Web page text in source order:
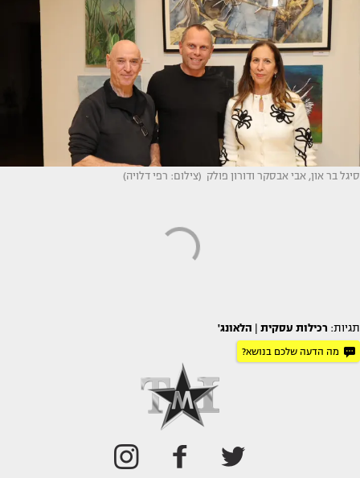
סיגל בר און, אבי אבסקר ודורון פולק (צילום: רפי דלויה)
תגיות: רכילות עסקית הלאונג'
מה הדעה שלכם בנושא?